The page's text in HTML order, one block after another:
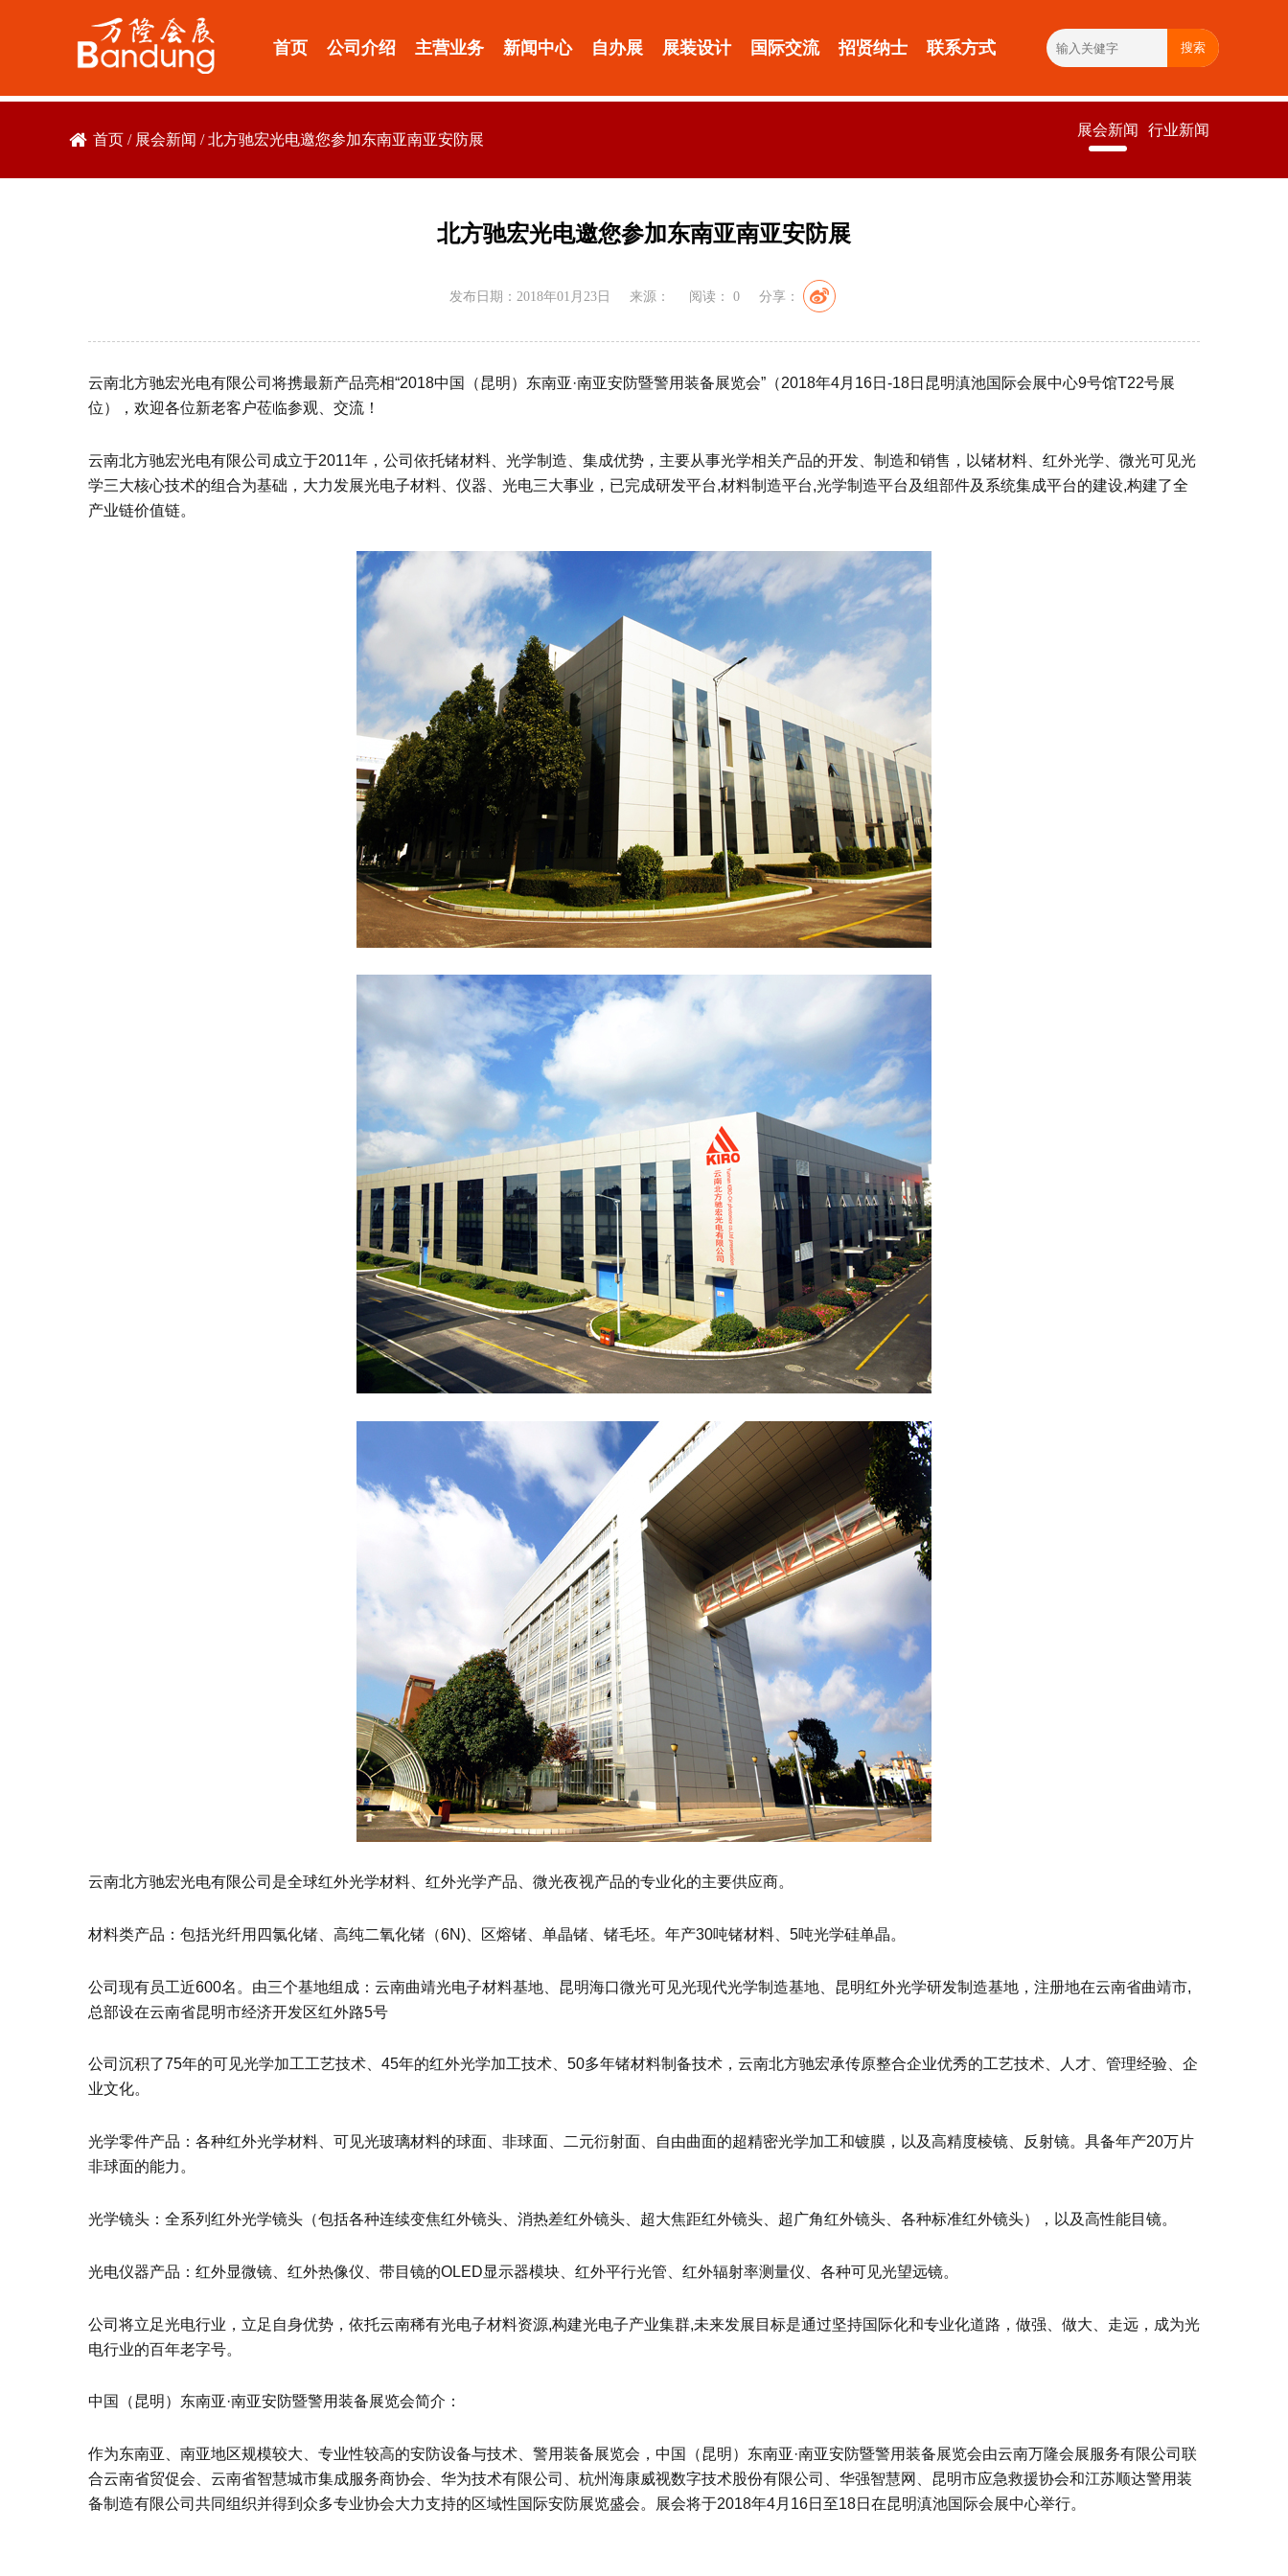
首页 公司介绍 主营业务 新闻中心 自办展 展装设计 国际交流 招贤纳士 联系方式 搜索
首页 / 展会新闻 /北方驰宏光电邀您参加东南亚南亚安防展
展会新闻 行业新闻
北方驰宏光电邀您参加东南亚南亚安防展
发布日期：2018年01月23日 来源： 阅读： 0 分享：
云南北方驰宏光电有限公司将携最新产品亮相“2018中国（昆明）东南亚·南亚安防暨警用装备展览会”（2018年4月16日-18日昆明滇池国际会展中心9号馆T22号展
位），欢迎各位新老客户莅临参观、交流！
云南北方驰宏光电有限公司成立于2011年，公司依托锗材料、光学制造、集成优势，主要从事光学相关产品的开发、制造和销售，以锗材料、红外光学、微光可见光
学三大核心技术的组合为基础，大力发展光电子材料、仪器、光电三大事业，已完成研发平台,材料制造平台,光学制造平台及组部件及系统集成平台的建设,构建了全
产业链价值链。
云南北方驰宏光电有限公司是全球红外光学材料、红外光学产品、微光夜视产品的专业化的主要供应商。
材料类产品：包括光纤用四氯化锗、高纯二氧化锗（6N)、区熔锗、单晶锗、锗毛坯。年产30吨锗材料、5吨光学硅单晶。
公司现有员工近600名。由三个基地组成：云南曲靖光电子材料基地、昆明海口微光可见光现代光学制造基地、昆明红外光学研发制造基地，注册地在云南省曲靖市,
总部设在云南省昆明市经济开发区红外路5号
公司沉积了75年的可见光学加工工艺技术、45年的红外光学加工技术、50多年锗材料制备技术，云南北方驰宏承传原整合企业优秀的工艺技术、人才、管理经验、企
业文化。
光学零件产品：各种红外光学材料、可见光玻璃材料的球面、非球面、二元衍射面、自由曲面的超精密光学加工和镀膜，以及高精度棱镜、反射镜。具备年产20万片
非球面的能力。
光学镜头：全系列红外光学镜头（包括各种连续变焦红外镜头、消热差红外镜头、超大焦距红外镜头、超广角红外镜头、各种标准红外镜头），以及高性能目镜。
光电仪器产品：红外显微镜、红外热像仪、带目镜的OLED显示器模块、红外平行光管、红外辐射率测量仪、各种可见光望远镜。
公司将立足光电行业，立足自身优势，依托云南稀有光电子材料资源,构建光电子产业集群,未来发展目标是通过坚持国际化和专业化道路，做强、做大、走远，成为光
电行业的百年老字号。
中国（昆明）东南亚·南亚安防暨警用装备展览会简介：
作为东南亚、南亚地区规模较大、专业性较高的安防设备与技术、警用装备展览会，中国（昆明）东南亚·南亚安防暨警用装备展览会由云南万隆会展服务有限公司联
合云南省贸促会、云南省智慧城市集成服务商协会、华为技术有限公司、杭州海康威视数字技术股份有限公司、华强智慧网、昆明市应急救援协会和江苏顺达警用装
备制造有限公司共同组织并得到众多专业协会大力支持的区域性国际安防展览盛会。展会将于2018年4月16日至18日在昆明滇池国际会展中心举行。